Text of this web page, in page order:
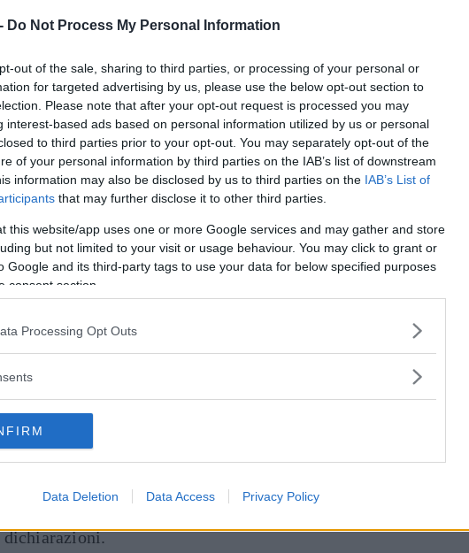
Do Not Process My Personal Information
out of the sale, sharing to third parties, or processing of your personal or
for targeted advertising by us, please use the below opt-out section to
Please note that after your opt-out request is processed you may
interest-based ads based on personal information utilized by us or personal
to third parties prior to your opt-out. You may separately opt-out of the
of your personal information by third parties on the IAB’s list of downstream
information may also be disclosed by us to third parties on the IAB’s List of
that may further disclose it to other third parties.
this website/app uses one or more Google services and may gather and store
but not limited to your visit or usage behaviour. You may click to grant or
Google and its third-party tags to use your data for below specified purposes
consent section.
Processing Opt Outs
Data Deletion Data Access Privacy Policy
di Aniye (foto Getty Images)
in prima fila aiMagazzini Generalidi
ha fatto sospettare una possibile
protagoniste. Per ora le due dirette
dichiarazioni.